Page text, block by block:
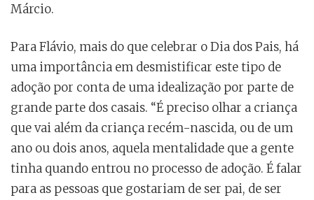
Márcio.
Para Flávio, mais do que celebrar o Dia dos Pais, há
uma importância em desmistificar este tipo de
adoção por conta de uma idealização por parte de
grande parte dos casais. “É preciso olhar a criança
que vai além da criança recém-nascida, ou de um
ano ou dois anos, aquela mentalidade que a gente
tinha quando entrou no processo de adoção. É falar
para as pessoas que gostariam de ser pai, de ser